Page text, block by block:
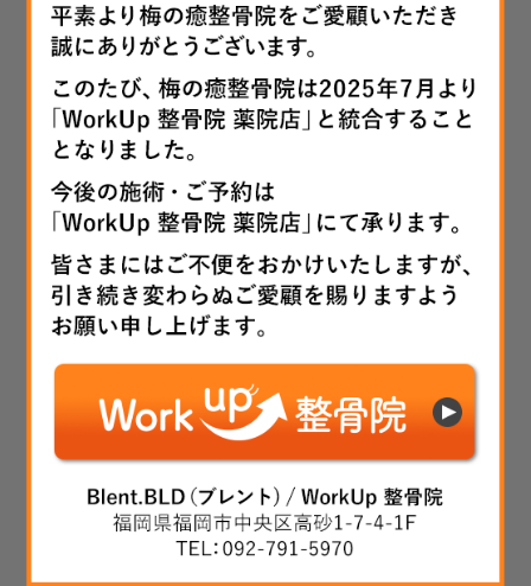
メール *
サイト
上に表示された文字を入力してください。